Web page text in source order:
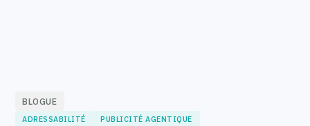
BLOGUE
ADRESSABILITÉ PUBLICITÉ AGENTIQUE